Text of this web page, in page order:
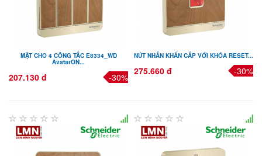
MẶT CHO 4 CÔNG TẮC E8334_WD
AvatarON...
207.130 đ -30%
NÚT NHẤN KHẨN CẤP VỚI KHÓA RESET...
275.660 đ -30%